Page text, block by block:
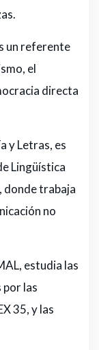
un referente
el
directa
y Letras, es
Lingüística
donde trabaja
no
estudia las
las
35, y las